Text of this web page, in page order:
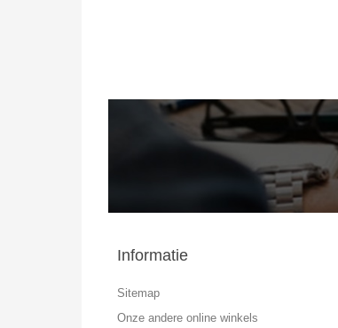
Informatie
Sitemap
Onze andere online winkels